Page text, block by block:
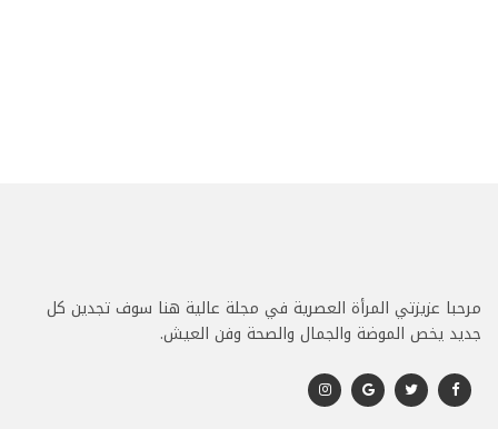
مرحبا عزيزتي المرأة العصرية في مجلة عالية هنا سوف تجدين كل
جديد يخص الموضة والجمال والصحة وفن العيش.